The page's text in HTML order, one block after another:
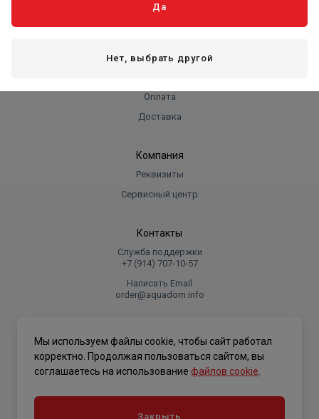
Оплата
Доставка
Компания
Реквизиты
Сервисный центр
Контакты
Служба поддержки
+7 (914) 707‑10‑57
Написать Email
order@aquadom.info
.
Да
Нет, выбрать другой
Мы используем файлы cookie, чтобы сайт работал
корректно. Продолжая пользоваться сайтом, вы
соглашаетесь на использование файлов cookie
Закрыть